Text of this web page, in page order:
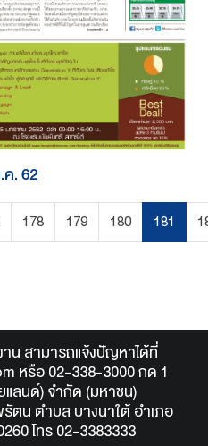
. 62
178 179 180 181
น สามารถแจ้งปัญหาได้ที่
หรือ02-338-3000 กด 1
แลนด์) จำกัด (มหาชน)
ตน ตำบล บางนาใต้ อำเภอ
โทร 02-3383333